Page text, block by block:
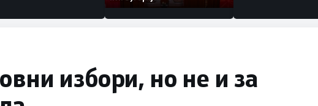
избори, но не и за